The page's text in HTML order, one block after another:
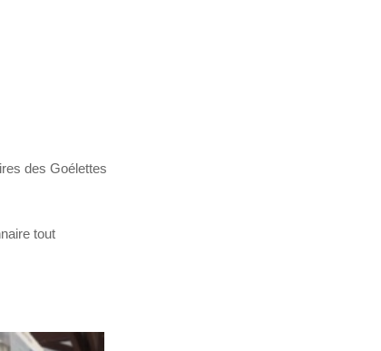
des Goélettes
tout